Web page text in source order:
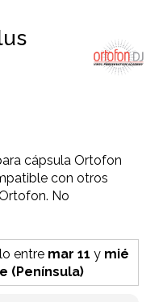
cápsula Ortofon
con otros
No
entre mar 11 y mié
(Península)